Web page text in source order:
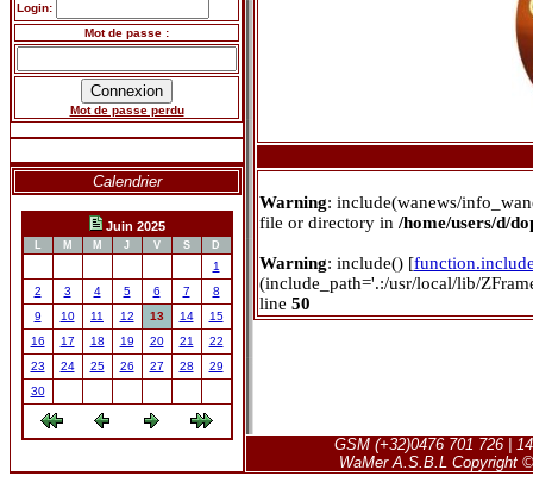
Warning: include(wanews/
file or directory in /home/users/d/
Warning: include() [
(include_path='.:/usr/local/lib/
line 50
Login:
Mot de passe :
Mot de passe perdu
Calendrier
Juin 2025
L M M J V S D
1
2
3 4 5 6 7
8
9
10 11 12 13 14
15
16
17 18 19 20 21
22
23
24 25 26 27 28
29
30
GSM (+32)0476 701 726 |
WaMer A.S.B.L Copyright